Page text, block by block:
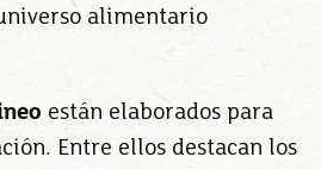
alimentario
están elaborados para
Entre ellos destacan los